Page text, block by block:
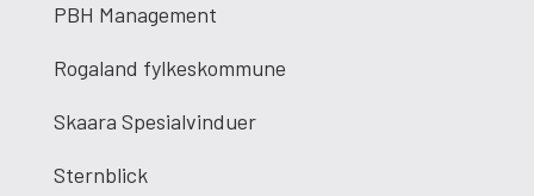
PBH Management
Rogaland fylkeskommune
Skaara Spesialvinduer
Sternblick